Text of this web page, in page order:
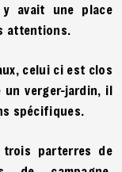
avait une place
attentions.
celui ci est clos
un verger-jardin, il
spécifiques.
parterres de